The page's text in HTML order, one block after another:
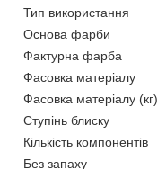
Тип використання
Основа фарби
Фактурна фарба
Фасовка матеріалу
Фасовка матеріалу (кг)
Ступінь блиску
Кількість компонентів
Без запаху